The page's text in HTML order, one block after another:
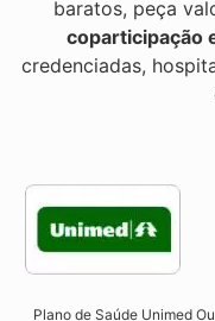
baratos, peça
coparticipação
credenciadas,
Plano de Saúde Unimed